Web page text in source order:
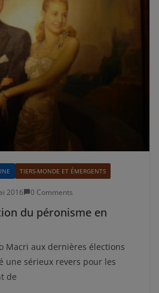
TIERS-MONDE ET ÉMERGENTS
2016 0 Comments
du péronisme en
Macri aux dernières élections
une sérieux revers pour les
de